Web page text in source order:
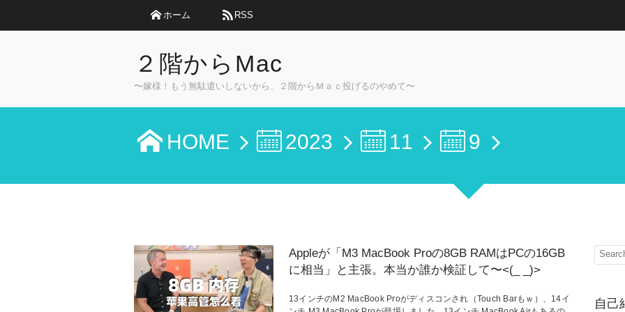
ホーム RSS
２階からMac
〜嫁様！もう無駄遣いしないから、２階からＭａｃ投げるのやめて〜
HOME 2023 11 9
Appleが「M3 MacBook Proの8GB RAMはPCの16GB
に相当」と主張。本当か誰か検証して〜<(_ _)>
13インチのM2 MacBook Proがディスコンされ（Touch Barもｗ）、14イ
自己